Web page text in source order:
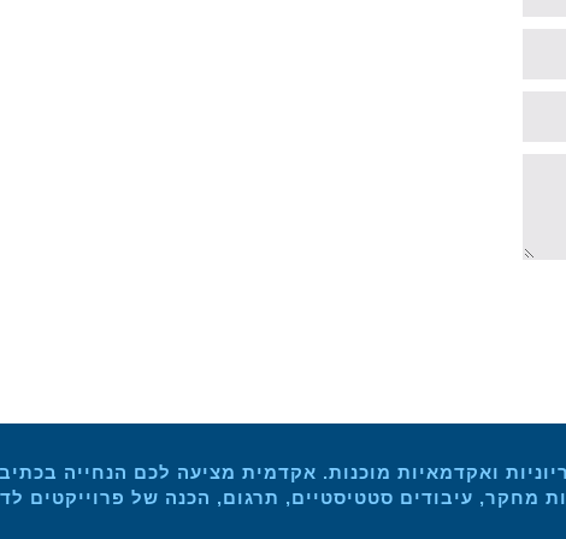
ואקדמאיות מוכנות. אקדמית מציעה לכם הנחייה
מחקר, עיבודים סטטיסטיים, תרגום, הכנה של פרוייקטים